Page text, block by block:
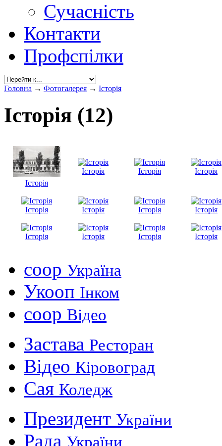
Сучасність
Контакти
Профспілки
Головна → Фотогалерея → Історія
Історія (12)
Історія
Історія Історія Історія
Історія Історія Історія Історія
Історія Історія Історія Історія
coop Україна
Укооп Інком
coop Відео
Застава Ресторан
Відео Кіровоград
Сая Коледж
Президент України
Рада України